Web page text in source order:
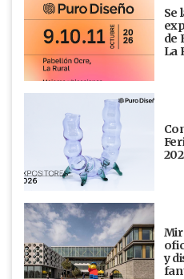
Se
de
La
y